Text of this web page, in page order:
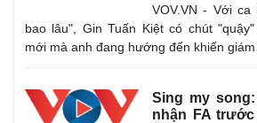
VOV.VN - Với
bao lâu", Gin Tuấn Kiệt có chút
mới mà anh đang hướng đến khiến giám
Sing my
nhận FA